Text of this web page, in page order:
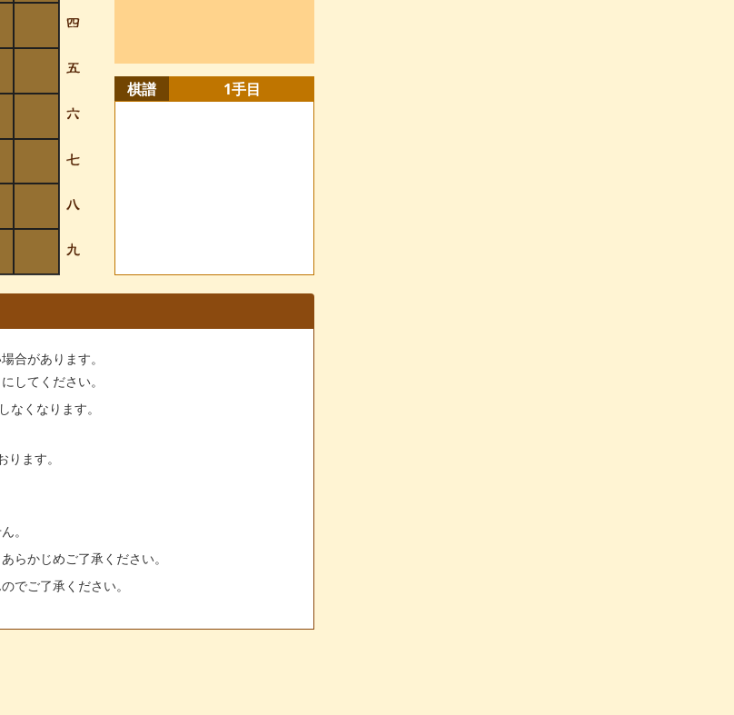
棋譜 1手目
合があります。
してください。
なくなります。
ます。
。
らかじめご了承ください。
でご了承ください。